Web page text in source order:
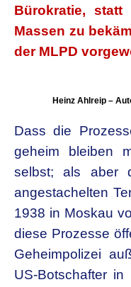
Bürokratie,
Massen zu
der MLPD
Heinz Ahlreip –
Dass die
geheim bleiben
selbst; als aber
angestachelten
1938 in Moskau
diese Prozesse
Geheimpolizei
US-Botschafter